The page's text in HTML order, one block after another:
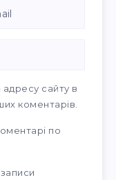
сайту в
коментарів.
по